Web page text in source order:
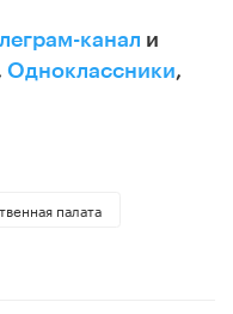
канал и
Одноклассники,
палата